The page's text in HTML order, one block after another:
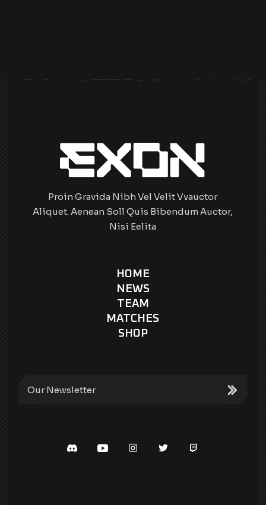
Proin Gravida Nibh Vel Velit Vvauctor
Aliquet. Aenean Soll Quis Bibendum Auctor,
Nisi Eelita
HOME
NEWS
TEAM
MATCHES
SHOP